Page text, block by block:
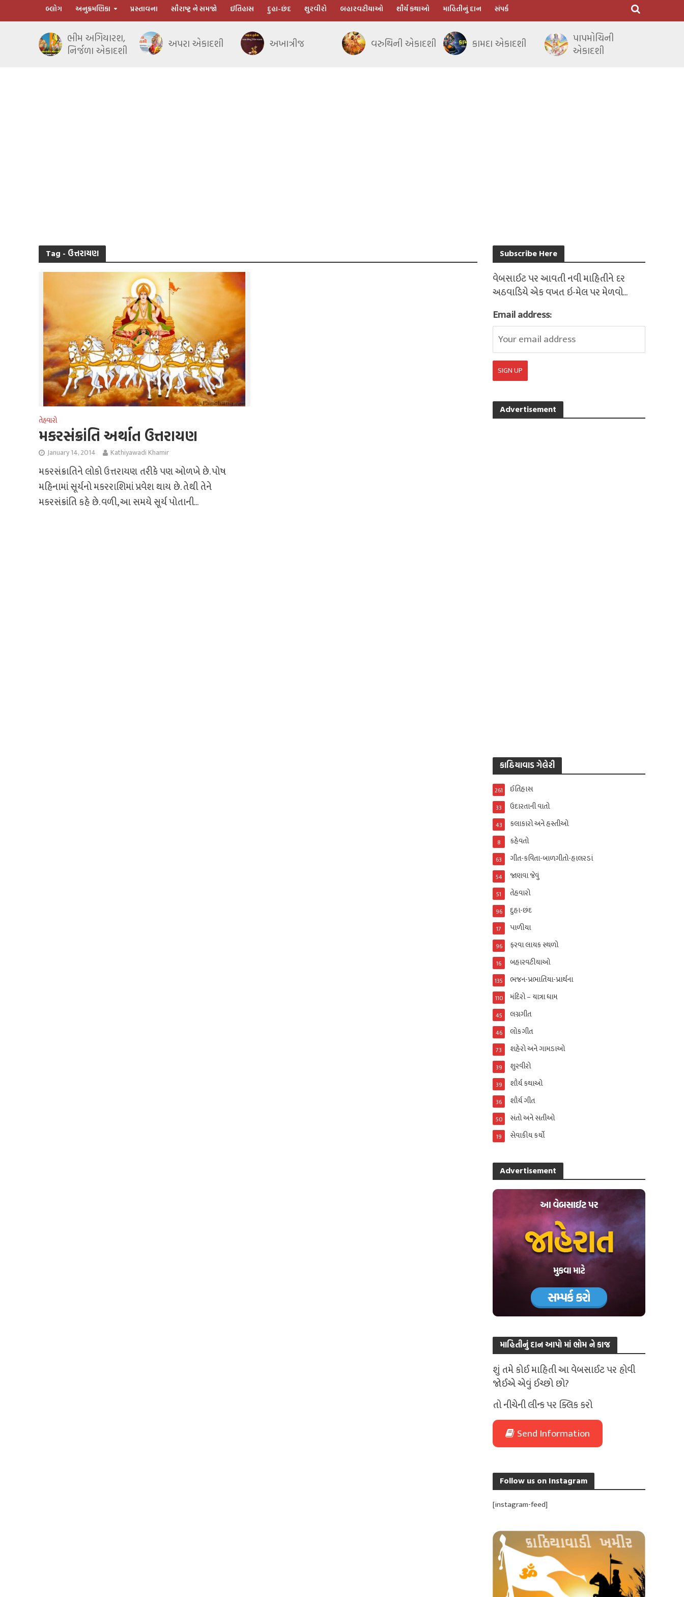
બ્લોગ અનુક્રમણિકા પ્રસ્તાવના સૌરાષ્ટ્ર ને સમજો ઈતિહાસ દુહા-છંદ શુરવીરો બહારવટીયાઓ શૌર્ય કથાઓ માહિતીનું દાન સંપર્ક
ભીમ અગિયારશ,
નિર્જળા એકાદશી
અપરા એકાદશી અખાત્રીજ વરુથિની એકાદશી કામદા એકાદશી
પાપમોચિની
એકાદશી
Tag - ઉત્તરાયણ
તેહવારો
મકરસંક્રાંતિ અર્થાત ઉત્તરાયણ
January 14, 2014 Kathiyawadi Khamir
મકરસંક્રાતિને લોકો ઉત્તરાયણ તરીકે પણ ઓળખે છે. પોષ
મહિનામાં સૂર્યનો મકરરાશિમાં પ્રવેશ થાય છે. તેથી તેને
મકરસંક્રાંતિ કહે છે. વળી, આ સમયે સૂર્ય પોતાની...
Subscribe Here
વેબસાઈટ પર આવતી નવી માહિતીને દર
અઠવાડિયે એક વખત ઇ-મેલ પર મેળવો...
Email address:
Advertisement
કાઠિયાવાડ ગેલેરી
ઈતિહાસ
261
ઉદારતાની વાતો
33
કલાકારો અને હસ્તીઓ
43
કહેવતો
8
ગીત-કવિતા-બાળગીતો-હાલરડાં
63
જાણવા જેવું
54
તેહવારો
51
દુહા-છંદ
96
પાળીયા
17
ફરવા લાયક સ્થળો
96
બહારવટીયાઓ
16
ભજન-પ્રભાતિયા-પ્રાર્થના
135
મંદિરો – યાત્રા ધામ
110
લગ્નગીત
45
લોકગીત
46
શહેરો અને ગામડાઓ
73
શુરવીરો
39
શૌર્ય કથાઓ
39
શૌર્ય ગીત
36
સંતો અને સતીઓ
50
સેવાકીય કર્યો
19
Advertisement
માહિતીનું દાન આપો માં ભોમ ને કાજ
શું તમે કોઈ માહિતી આ વેબસાઈટ પર હોવી
જોઈએ એવું ઈચ્છો છો?
તો નીચેની લીન્ક પર ક્લિક કરો
Send Information
Follow us on Instagram
[instagram-feed]